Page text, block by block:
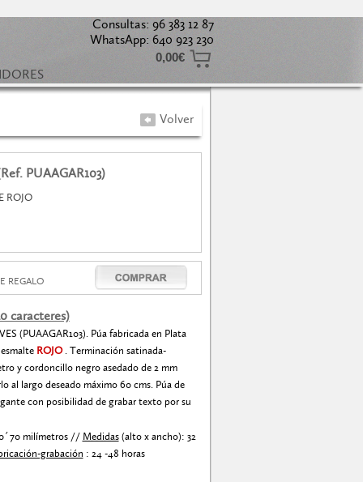
Consultas: 96 383 12 87
WhatsApp: 640 923 230
0,00€
Volver
PUAAGAR103)
ROJO
REGALO
caracteres)
(PUAAGAR103). Púa fabricada en Plata
ROJO. Terminación satinada-
y cordoncillo negro asedado de 2 mm
al largo deseado máximo 60 cms. Púa de
con posibilidad de grabar texto por su
milímetros // Medidas(alto x ancho): 32
grabación : 24 -48 horas